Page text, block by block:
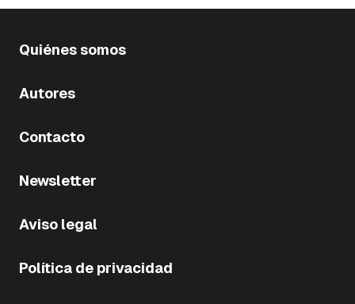
Quiénes somos
Autores
Contacto
Newsletter
Aviso legal
Política de privacidad